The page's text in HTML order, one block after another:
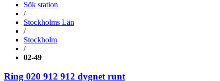
Sök station
/
Stockholms Län
/
Stockholm
/
02-49
Ring 020 912 912 dygnet runt